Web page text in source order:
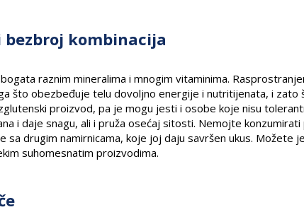
kombinacija
raznim mineralima i mnogim vitaminima.
što obezbeđuje telu dovoljno energije i nutritijenata, i zato
proizvod, pa je mogu jesti i osobe koje nisu
i daje snagu, ali i pruža osećaj sitosti. Nemojte
sa drugim namirnicama, koje joj daju savršen ukus. Možete
suhomesnatim proizvodima.